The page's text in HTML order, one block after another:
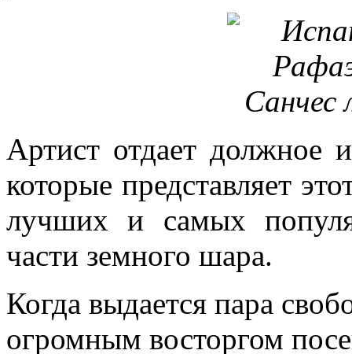
Артист отдает должное
которые представляет
лучших и самых
части земного шара.
Когда выдается пара
огромным восторгом